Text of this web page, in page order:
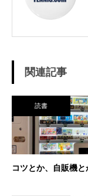
関連記事
読書
コツとか、自販機と